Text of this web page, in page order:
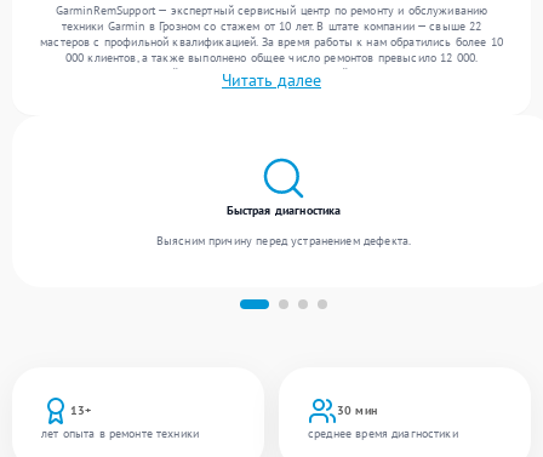
GarminRemSupport — экспертный сервисный центр по ремонту и обслуживанию
техники Garmin в Грозном со стажем от 10 лет. В штате компании — свыше 22
мастеров с профильной квалификацией. За время работы к нам обратились более 10
000 клиентов, а также выполнено общее число ремонтов превысило 12 000.
Ежемесячно в сервисный центр поступает от 300 устройств, включая , , . Мы беремся
за задачи любой сложности и обеспечиваем надежный результат благодаря
Читать далее
13+
лет опыта в ремонте техники
30 мин
среднее время диагностики
Быстрая диагностика
Выясним причину перед устранением дефекта.